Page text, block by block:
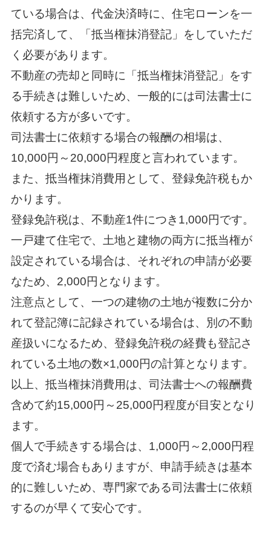
ている場合は、代金決済時に、住宅ローンを一
括完済して、「抵当権抹消登記」をしていただ
く必要があります。
不動産の売却と同時に「抵当権抹消登記」をす
る手続きは難しいため、一般的には司法書士に
依頼する方が多いです。
司法書士に依頼する場合の報酬の相場は、
10,000円～20,000円程度と言われています。
また、抵当権抹消費用として、登録免許税もか
かります。
登録免許税は、不動産1件につき1,000円です。
一戸建て住宅で、土地と建物の両方に抵当権が
設定されている場合は、それぞれの申請が必要
なため、2,000円となります。
注意点として、一つの建物の土地が複数に分か
れて登記簿に記録されている場合は、別の不動
産扱いになるため、登録免許税の経費も登記さ
れている土地の数×1,000円の計算となります。
以上、抵当権抹消費用は、司法書士への報酬費
含めて約15,000円～25,000円程度が目安となり
ます。
個人で手続きする場合は、1,000円～2,000円程
度で済む場合もありますが、申請手続きは基本
的に難しいため、専門家である司法書士に依頼
するのが早くて安心です。